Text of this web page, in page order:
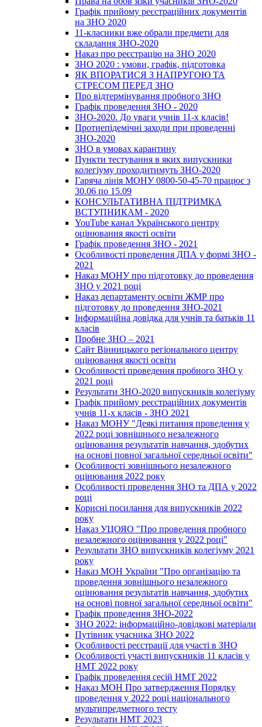
Графік прийому реєстраційних документів
на ЗНО 2020
11-класники вже обрали предмети для
складання ЗНО-2020
Наказ про реєстрацію на ЗНО 2020
ЗНО 2020 : умови, графік, підготовка
ЯК ВПОРАТИСЯ З НАПРУГОЮ ТА
СТРЕСОМ ПЕРЕД ЗНО
Про відтермінування пробного ЗНО
Графік проведення ЗНО - 2020
ЗНО-2020. До уваги учнів 11-х класів!
Протиепідемічні заходи при проведенні
ЗНО-2020
ЗНО в умовах карантину
Пункти тестування в яких випускники
колегіуму проходитимуть ЗНО-2020
Гаряча лінія МОНУ 0800-50-45-70 працює з
30.06 по 15.09
КОНСУЛЬТАТИВНА ПІДТРИМКА
ВСТУПНИКАМ - 2020
YouTube канал Українського центру
оцінювання якості освіти
Графік проведення ЗНО - 2021
Особливості проведення ДПА у формі ЗНО -
2021
Наказ МОНУ про підготовку до проведення
ЗНО у 2021 році
Наказ департаменту освіти ЖМР про
підготовку до проведення ЗНО-2021
Інформаційна довідка для учнів та батьків 11
класів
Пробне ЗНО – 2021
Сайт Вінницького регіонального центру
оцінювання якості освіти
Особливості проведення пробного ЗНО у
2021 році
Результати ЗНО-2020 випускників колегіуму
Графік прийому реєстраційних документів
учнів 11-х класів - ЗНО 2021
Наказ МОНУ "Деякі питання проведення у
2022 році зовнішнього незалежного
оцінювання результатів навчання, здобутих
на основі повної загальної середньої освіти"
Особливості зовнішнього незалежного
оцінювання 2022 року
Особливості проведення ЗНО та ДПА у 2022
році
Корисні посилання для випускників 2022
року
Наказ УЦОЯО "Про проведення пробного
незалежного оцінювання у 2022 році"
Результати ЗНО випускників колегіуму 2021
року
Наказ МОН України "Про організацію та
проведення зовнішнього незалежного
оцінювання результатів навчання, здобутих
на основі повної загальної середньої освіти"
Графік проведення ЗНО-2022
ЗНО 2022: інформаційно-довідкові матеріали
Путівник учасника ЗНО 2022
Особливості реєстрації для участі в ЗНО
Особливості участі випускників 11 класів у
НМТ 2022 року
Графік проведення сесій НМТ 2022
Наказ МОН Про затвердження Порядку
проведення у 2022 році національного
мультипредметного тесту
Результати НМТ 2023